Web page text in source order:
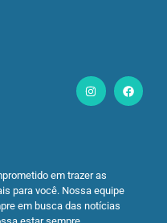
em trazer as
para você. Nossa equipe
em busca das notícias